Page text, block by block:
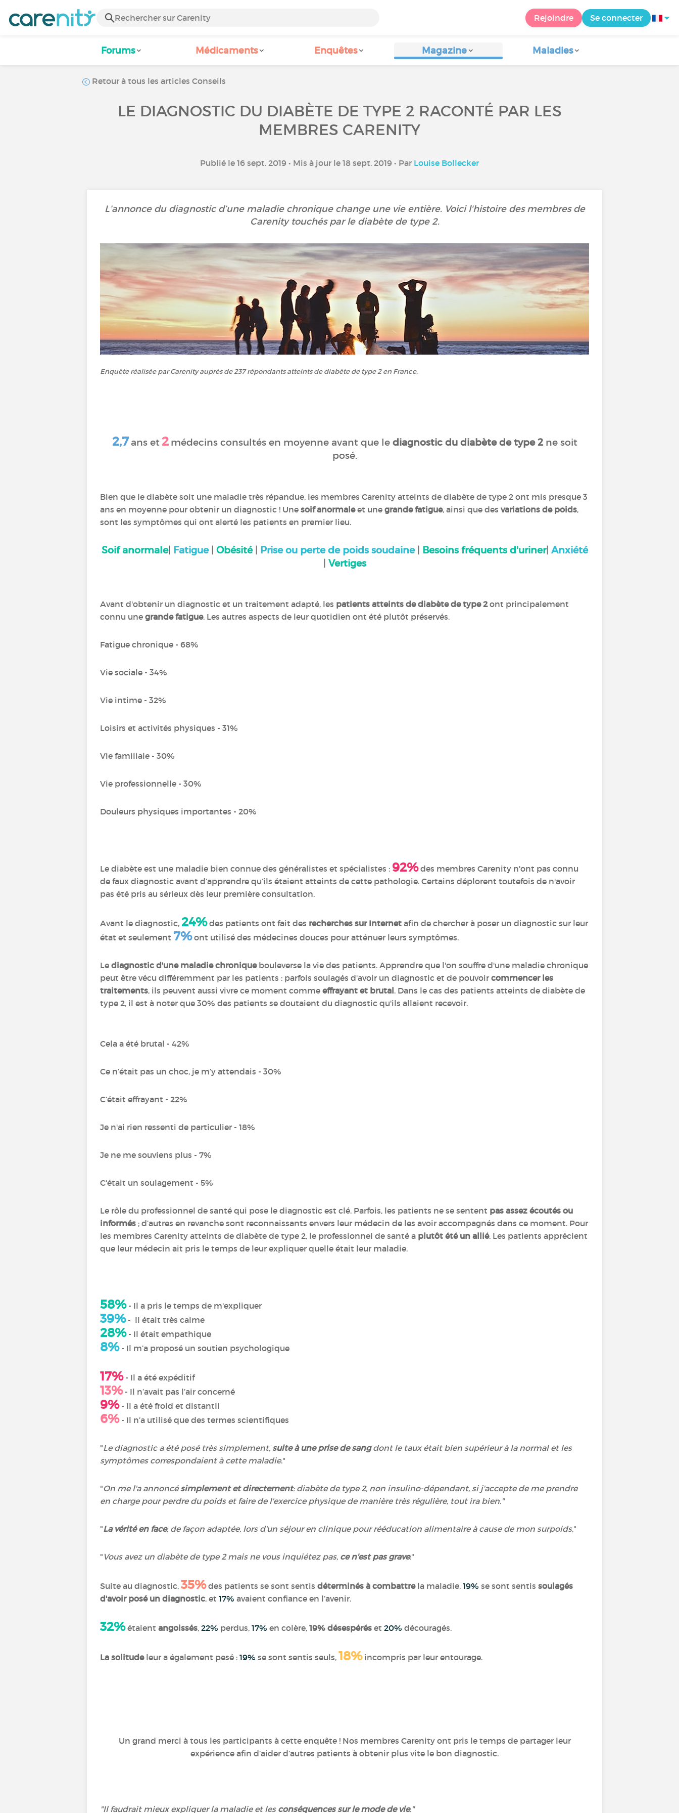
Rejoindre Se connecter
Forums Médicaments Enquêtes Magazine Maladies
Retour à tous les articles Conseils
LE DIAGNOSTIC DU DIABÈTE DE TYPE 2 RACONTÉ PAR LES
MEMBRES CARENITY
Publié le 16 sept. 2019 • Mis à jour le 18 sept. 2019 • Par Louise Bollecker
L’annonce du diagnostic d’une maladie chronique change une vie entière. Voici l'histoire des membres de
Carenity touchés par le diabète de type 2.
Enquête réalisée par Carenity auprès de 237 répondants atteints de diabète de type 2 en France.
2,7 ans et 2 médecins consultés en moyenne avant que le diagnostic du diabète de type 2 ne soit
posé.
Bien que le diabète soit une maladie très répandue, les membres Carenity atteints de diabète de type 2 ont mis presque 3
ans en moyenne pour obtenir un diagnostic ! Une soif anormaleet une grande fatigue, ainsi que des variations de poids,
sont les symptômes qui ont alerté les patients en premier lieu.
Soif anormale| Fatigue Obésité Prise ou perte de poids soudaine Besoins fréquents d'uriner| Anxiété
Vertiges
Avant d'obtenir un diagnostic et un traitement adapté, les patients atteints de diabète de type 2ont principalement
connu une grande fatigue. Les autres aspects de leur quotidien ont été plutôt préservés.
Fatigue chronique - 68%
Vie sociale - 34%
Vie intime - 32%
Loisirs et activités physiques - 31%
Vie familiale - 30%
Vie professionnelle - 30%
Douleurs physiques importantes - 20%
Le diabète est une maladie bien connue des généralistes et spécialistes : 92%des membres Carenity n'ont pas connu
de faux diagnostic avant d’apprendre qu’ils étaient atteints de cette pathologie. Certains déplorent toutefois de n'avoir
pas été pris au sérieux dès leur première consultation.
Avant le diagnostic, 24%des patients ont fait des recherches sur Internet afin de chercher à poser un diagnostic sur leur
état et seulement 7%ont utilisé des médecines douces pour atténuer leurs symptômes.
Le diagnostic d'une maladie chroniquebouleverse la vie des patients. Apprendre que l'on souffre d'une maladie chronique
peut être vécu différemment par les patients : parfois soulagés d'avoir un diagnostic et de pouvoir commencer les
traitements, ils peuvent aussi vivre ce moment comme effrayant et brutal. Dans le cas des patients atteints de diabète de
type 2, il est à noter que 30% des patients se doutaient du diagnostic qu'ils allaient recevoir.
Cela a été brutal - 42%
Ce n’était pas un choc, je m’y attendais - 30%
C’était effrayant - 22%
Je n'ai rien ressenti de particulier - 18%
Je ne me souviens plus - 7%
C'était un soulagement - 5%
Le rôle du professionnel de santé qui pose le diagnostic est clé. Parfois, les patients ne se sentent pas assez écoutés ou
informés ; d’autres en revanche sont reconnaissants envers leur médecin de les avoir accompagnés dans ce moment. Pour
les membres Carenity atteints de diabète de type 2, le professionnel de santé a plutôt été un allié. Les patients apprécient
que leur médecin ait pris le temps de leur expliquer quelle était leur maladie.
58%- Il a pris le temps de m'expliquer
39%- Il était très calme
28%- Il était empathique
8%- Il m’a proposé un soutien psychologique
17%- Il a été expéditif
13%- Il n’avait pas l’air concerné
9%- Il a été froid et distantIl
6%- Il n’a utilisé que des termes scientifiques
"Le diagnostic a été posé très simplement, suite à une prise de sangdont le taux était bien supérieur à la normal et les
symptômes correspondaient à cette maladie."
"On me l'a annoncésimplement et directement: diabète de type 2, non insulino-dépendant, si j'accepte de me prendre
en charge pour perdre du poids et faire de l'exercice physique de manière très régulière, tout ira bien."
"La vérité en face, de façon adaptée, lors d'un séjour en clinique pour rééducation alimentaire à cause de mon surpoids."
" Vous avez un diabète de type 2 mais ne vous inquiétez pas, ce n'est pas grave."
Suite au diagnostic, 35%des patients se sont sentis déterminés à combattrela maladie. 19% se sont sentis soulagés
d'avoir posé un diagnostic, et 17% avaient confiance en l’avenir.
32%étaient angoissés, 22% perdus, 17% en colère, 19% désespérés et 20% découragés.
La solitudeleur a également pesé : 19% se sont sentis seuls, 18%incompris par leur entourage.
Un grand merci à tous les participants à cette enquête ! Nos membres Carenity ont pris le temps de partager leur
expérience afin d’aider d’autres patients à obtenir plus vite le bon diagnostic.
"Il faudrait mieux expliquer la maladie et les conséquences sur le mode de vie."